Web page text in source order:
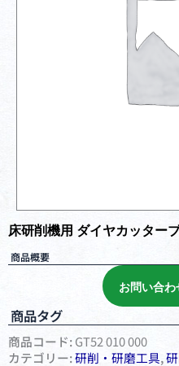
床研削機用 ダイヤカッター
商品概要
お問い合
商品タグ
商品コード:GT52 010 000
カテゴリー:研削・研磨⼯具,